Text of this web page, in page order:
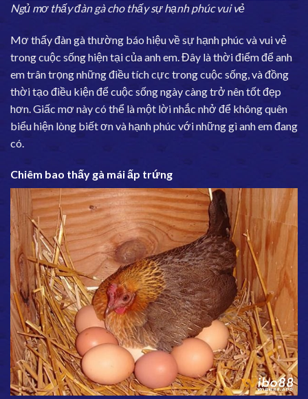
Ngủ mơ thấy đàn gà cho thấy sự hạnh phúc vui vẻ
Mơ thấy đàn gà thường báo hiệu về sự hạnh phúc và vui vẻ
trong cuộc sống hiện tại của anh em. Đây là thời điểm để anh
em trân trọng những điều tích cực trong cuộc sống, và đồng
thời tạo điều kiện để cuộc sống ngày càng trở nên tốt đẹp
hơn. Giấc mơ này có thể là một lời nhắc nhở để không quên
biểu hiện lòng biết ơn và hạnh phúc với những gì anh em đang
có.
Chiêm bao thấy gà mái ấp trứng